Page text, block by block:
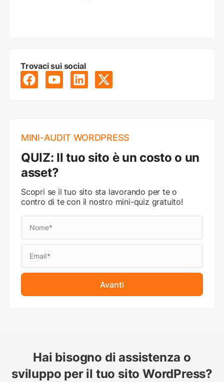
Trovaci sui social
MINI-AUDIT WORDPRESS
QUIZ: Il tuo sito è un costo o un
asset?
Scopri se il tuo sito sta lavorando per te o
contro di te con il nostro mini-quiz gratuito!
Avanti
Hai bisogno di assistenza o
sviluppo per il tuo sito WordPress?